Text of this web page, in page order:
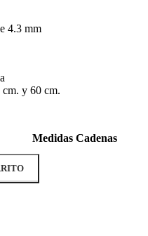
4.3 mm
y 60 cm.
Medidas Cadenas
4.3 mm cantidad